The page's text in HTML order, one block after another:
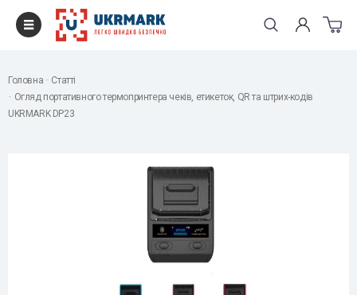
Головна
Статті
Огляд портативного термопринтера чеків, етикеток, QR та штрих-кодів
UKRMARK DP23